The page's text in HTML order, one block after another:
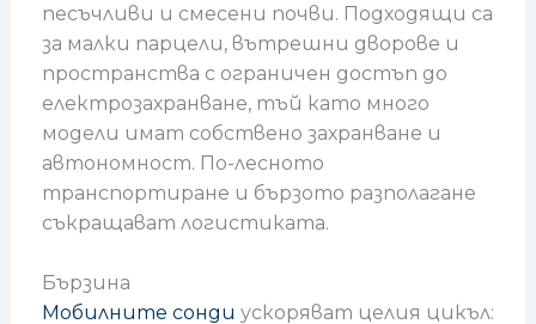
песъчливи и смесени почви. Подходящи са
за малки парцели, вътрешни дворове и
пространства с ограничен достъп до
електрозахранване, тъй като много
модели имат собствено захранване и
автономност. По-лесното
транспортиране и бързото разполагане
съкращават логистиката.
Бързина
Мобилните сонди ускоряват целия цикъл: